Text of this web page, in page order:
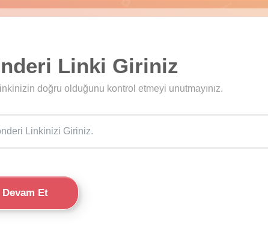
Linki Giriniz
doğru olduğunu kontrol etmeyi unutmayınız.
Devam Et